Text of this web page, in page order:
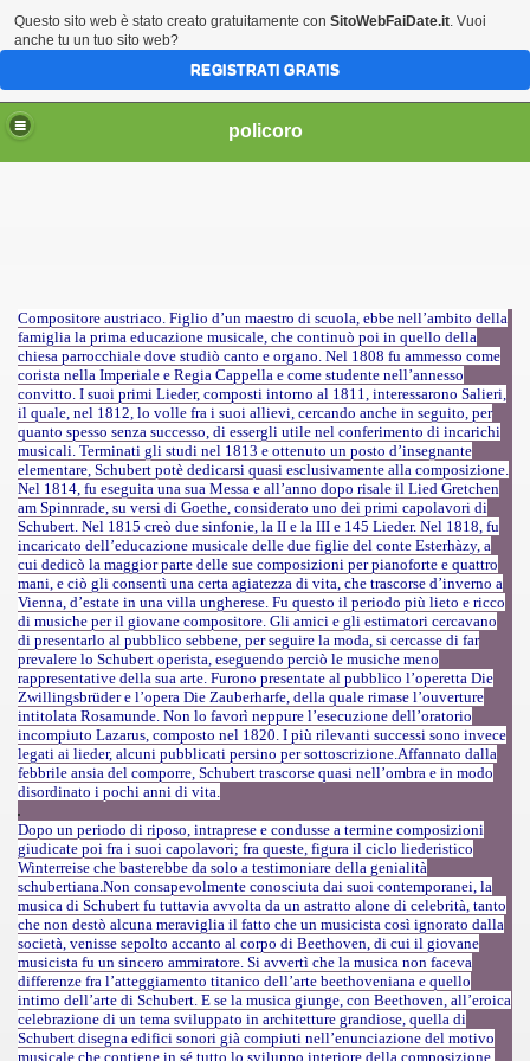
policoro
Compositore austriaco. Figlio d’un maestro di scuola, ebbe nell’ambito della
famiglia la prima educazione musicale, che continuò poi in quello della
chiesa parrocchiale dove studiò canto e organo. Nel 1808 fu ammesso come
corista nella Imperiale e Regia Cappella e come studente nell’annesso
convitto. I suoi primi Lieder, composti intorno al 1811, interessarono Salieri,
il quale, nel 1812, lo volle fra i suoi allievi, cercando anche in seguito, per
quanto spesso senza successo, di essergli utile nel conferimento di incarichi
musicali. Terminati gli studi nel 1813 e ottenuto un posto d’insegnante
elementare, Schubert potè dedicarsi quasi esclusivamente alla composizione.
Nel 1814, fu eseguita una sua Messa e all’anno dopo risale il Lied Gretchen
am Spinnrade, su versi di Goethe, considerato uno dei primi capolavori di
Schubert. Nel 1815 creò due sinfonie, la II e la III e 145 Lieder. Nel 1818, fu
incaricato dell’educazione musicale delle due figlie del conte Esterhàzy, a
cui dedicò la maggior parte delle sue composizioni per pianoforte e quattro
mani, e ciò gli consentì una certa agiatezza di vita, che trascorse d’inverno a
Vienna, d’estate in una villa ungherese. Fu questo il periodo più lieto e ricco
di musiche per il giovane compositore. Gli amici e gli estimatori cercavano
di presentarlo al pubblico sebbene, per seguire la moda, si cercasse di far
prevalere lo Schubert operista, eseguendo perciò le musiche meno
rappresentative della sua arte. Furono presentate al pubblico l’operetta Die
Zwillingsbrüder e l’opera Die Zauberharfe, della quale rimase l’ouverture
intitolata Rosamunde. Non lo favorì neppure l’esecuzione dell’oratorio
incompiuto Lazarus, composto nel 1820. I più rilevanti successi sono invece
legati ai lieder, alcuni pubblicati persino per sottoscrizione.Affannato dalla
febbrile ansia del comporre, Schubert trascorse quasi nell’ombra e in modo
disordinato i pochi anni di vita.
Dopo un periodo di riposo, intraprese e condusse a termine composizioni
giudicate poi fra i suoi capolavori; fra queste, figura il ciclo liederistico
Winterreise che basterebbe da solo a testimoniare della genialità
schubertiana.Non consapevolmente conosciuta dai suoi contemporanei, la
musica di Schubert fu tuttavia avvolta da un astratto alone di celebrità, tanto
che non destò alcuna meraviglia il fatto che un musicista così ignorato dalla
società, venisse sepolto accanto al corpo di Beethoven, di cui il giovane
musicista fu un sincero ammiratore. Si avvertì che la musica non faceva
differenze fra l’atteggiamento titanico dell’arte beethoveniana e quello
intimo dell’arte di Schubert. E se la musica giunge, con Beethoven, all’eroica
celebrazione di un tema sviluppato in architetture grandiose, quella di
Schubert disegna edifici sonori già compiuti nell’enunciazione del motivo
musicale che contiene in sé tutto lo sviluppo interiore della composizione.
Questo sito web è stato creato gratuitamente con SitoWebFaiDate.it. Vuoi
anche tu un tuo sito web?
REGISTRATI GRATIS